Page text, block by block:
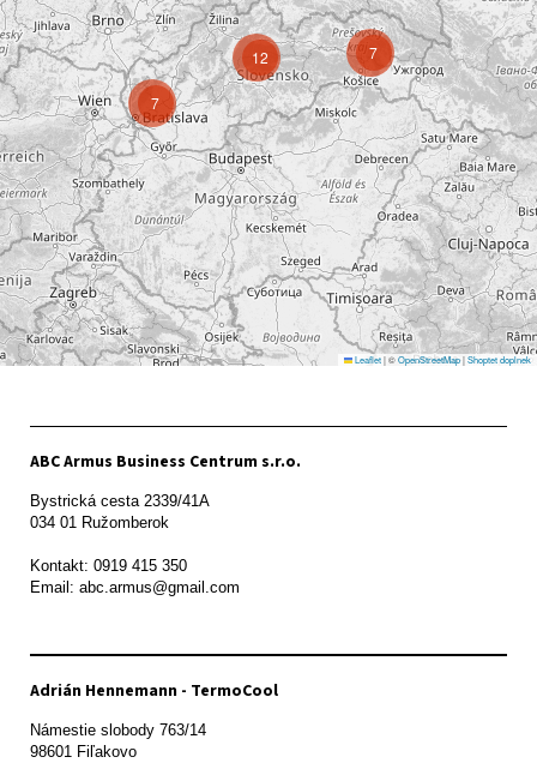
7
7
12
Leaflet|©OpenStreetMap|Shoptet doplnek
ABC Armus Business Centrum s.r.o.
Bystrická cesta 2339/41A
034 01 Ružomberok
Kontakt: 0919 415 350
Adrián Hennemann - TermoCool
Námestie slobody 763/14
98601 Fiľakovo